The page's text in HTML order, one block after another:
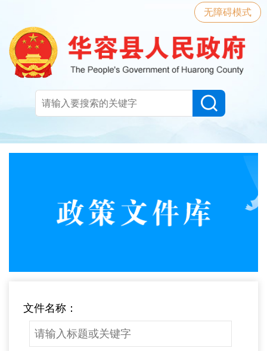
无障碍模式
文件名称：